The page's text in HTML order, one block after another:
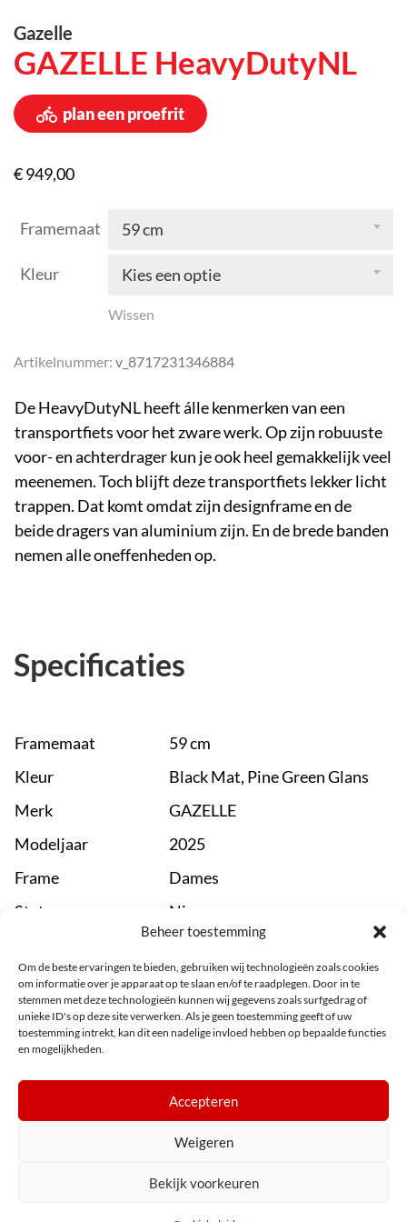
Beheer toestemming
Om de beste ervaringen te bieden, gebruiken wij technologieën zoals cookies
om informatie over je apparaat op te slaan en/of te raadplegen. Door in te
stemmen met deze technologieën kunnen wij gegevens zoals surfgedrag of
unieke ID's op deze site verwerken. Als je geen toestemming geeft of uw
toestemming intrekt, kan dit een nadelige invloed hebben op bepaalde functies
en mogelijkheden.
Accepteren
Weigeren
Bekijk voorkeuren
driewielers
bakfietsen
family fietsen
riese & müller
kalkhoff
lovens
Gazelle
GAZELLE HeavyDutyNL
plan een proefrit
€949,00
Framemaat 59 cm
Kleur Kies een optie
Wissen
Artikelnummer: v_8717231346884
De HeavyDutyNL heeft álle kenmerken van een
transportfiets voor het zware werk. Op zijn robuuste
voor- en achterdrager kun je ook heel gemakkelijk veel
meenemen. Toch blijft deze transportfiets lekker licht
trappen. Dat komt omdat zijn designframe en de
beide dragers van aluminium zijn. En de brede banden
nemen alle oneffenheden op.
Specificaties
Framemaat
59 cm
Kleur
Black Mat, Pine Green Glans
Merk
GAZELLE
Modeljaar
2025
Frame
Dames
Status
Nieuw
Wielmaat
28